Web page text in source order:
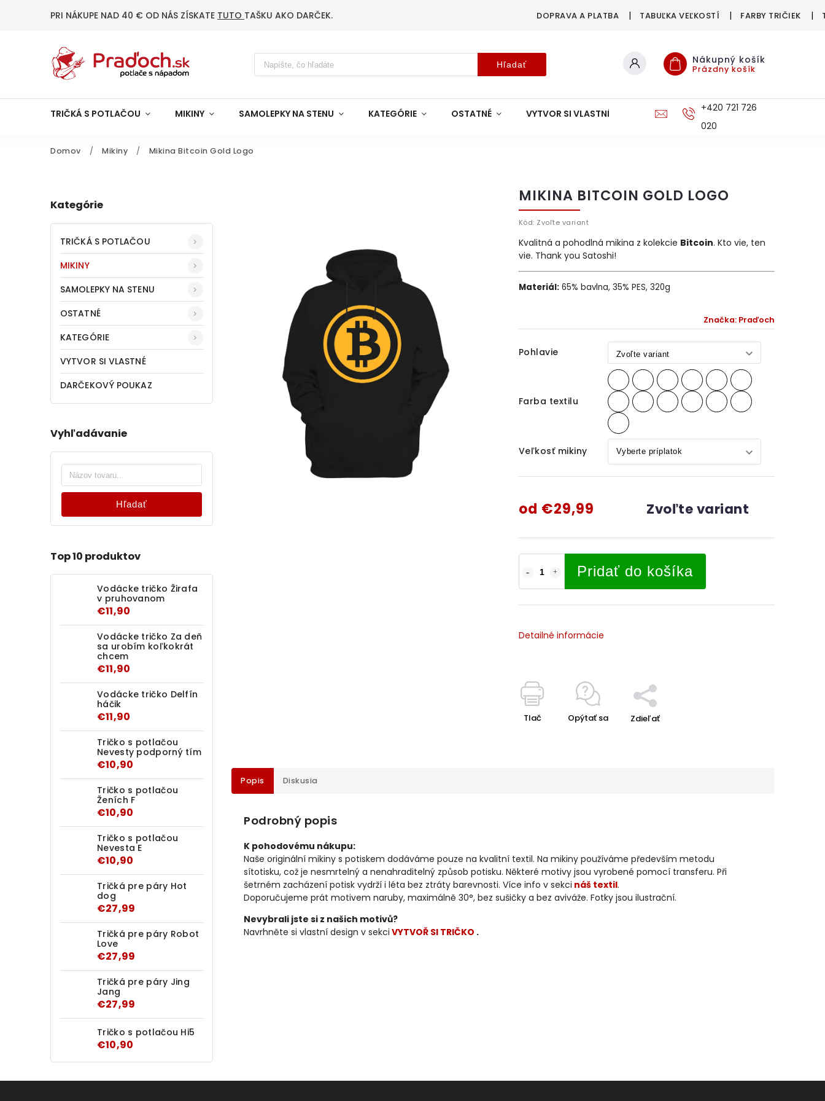
PRI NÁKUPE NAD 40 € OD NÁS ZÍSKATE TUTO TAŠKU AKO DARČEK. DOPRAVA A PLATBA TABUĽKA VEĽKOSTÍ FARBY TRIČIEK
Hľadať Nákupný košík
Prázdny košík
TRIČKÁ S POTLAČOU MIKINY SAMOLEPKY NA STENU KATEGÓRIE OSTATNÉ VYTVOR SI VLASTNÉ DOPRAVA A PLATBA+420 721 726
020
Domov / Mikiny / Mikina Bitcoin Gold Logo
Kategórie
TRIČKÁ S POTLAČOU
MIKINY
SAMOLEPKY NA STENU
OSTATNÉ
KATEGÓRIE
VYTVOR SI VLASTNÉ
DARČEKOVÝ POUKAZ
Vyhľadávanie
Hľadať
Top 10 produktov
Vodácke tričko Žirafa
v pruhovanom
€11,90
Vodácke tričko Za deň
sa urobím koľkokrát
chcem
€11,90
Vodácke tričko Delfín
háčik
€11,90
Tričko s potlačou
Nevesty podporný tím
€10,90
Tričko s potlačou
Ženích F
€10,90
Tričko s potlačou
Nevesta E
€10,90
Tričká pre páry Hot
dog
€27,99
Tričká pre páry Robot
Love
€27,99
Tričká pre páry Jing
Jang
€27,99
Tričko s potlačou Hi5
€10,90
MIKINA BITCOIN GOLD LOGO
Kód: Zvoľte variant
Značka: Praďoch
Pohlavie
Farba textilu
Veľkosť mikiny
od €29,99 Zvoľte variant
Pridať do košíka
Kvalitná a pohodlná mikina z kolekcie Bitcoin. Kto vie, ten
vie. Thank you Satoshi!
Materiál:65% bavlna, 35% PES, 320g
Detailné informácie
Tlač Opýtať sa Zdieľať
Popis Diskusia
Podrobný popis
K pohodovému nákupu:
Naše originální mikiny s potiskem dodáváme pouze na kvalitní textil. Na mikiny používáme především metodu
sítotisku, což je nesmrtelný a nenahraditelný způsob potisku. Některé motivy jsou vyrobené pomocí transferu. Při
šetrném zacházení potisk vydrží i léta bez ztráty barevnosti. Více info v sekci náš textil.
Doporučujeme prát motivem naruby, maximálně 30°, bez sušičky a bez aviváže. Fotky jsou ilustrační.
Nevybrali jste si z našich motivů?
Navrhněte si vlastní design v sekci VYTVOŘ SI TRIČKO .